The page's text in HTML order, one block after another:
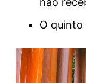
O